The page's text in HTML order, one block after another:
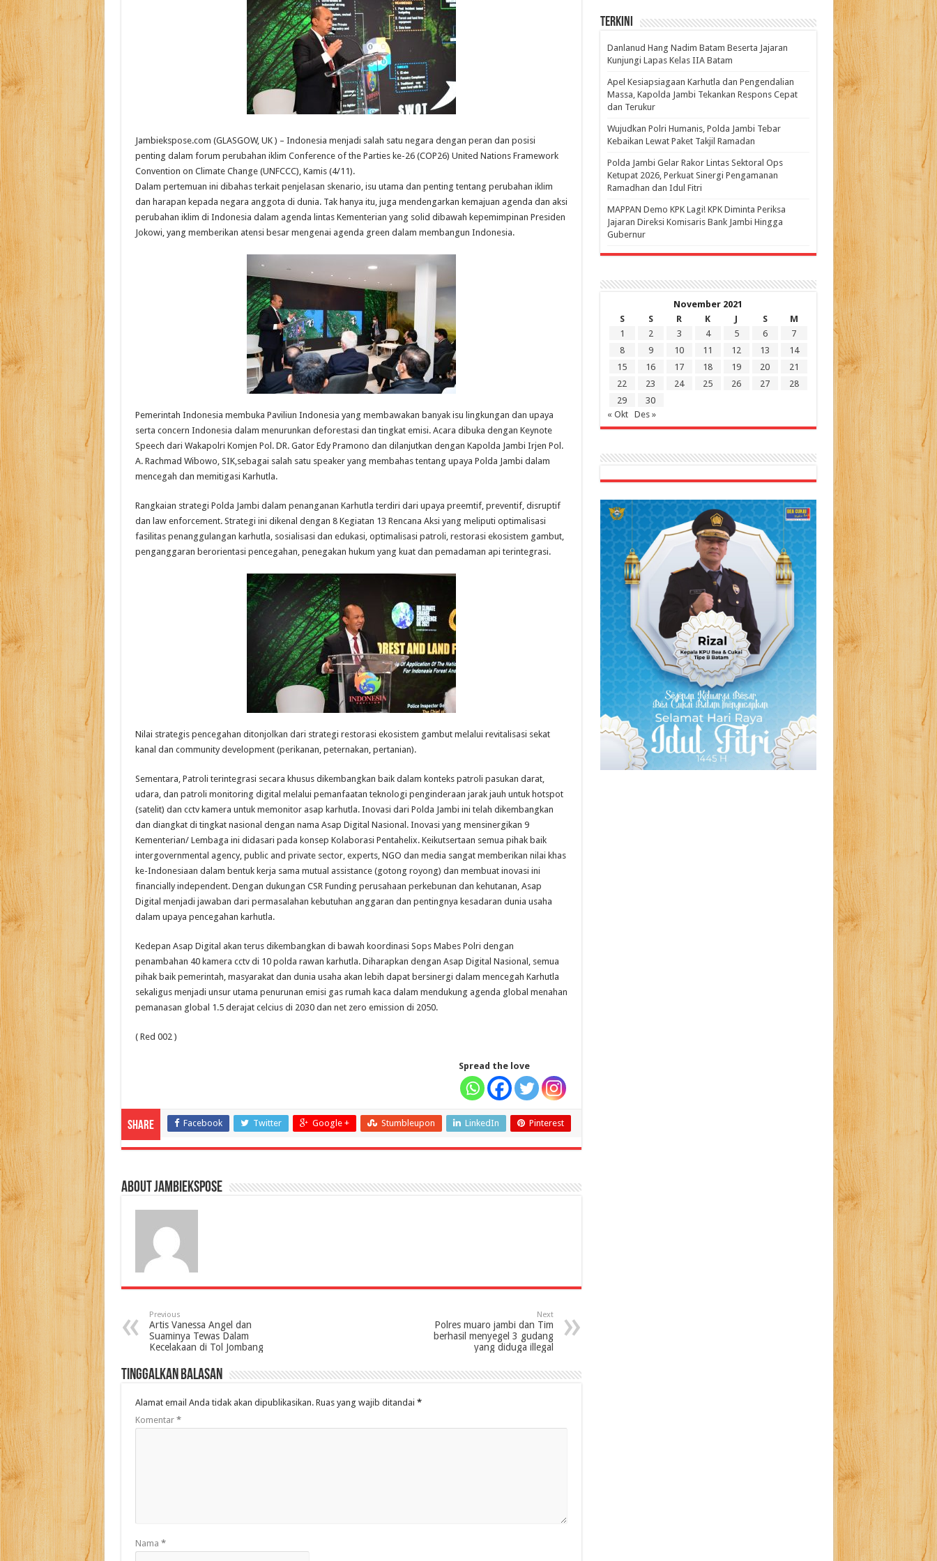
Jambiekspose.com (GLASGOW, UK ) – Indonesia menjadi salah satu negara dengan peran dan posisi
penting dalam forum perubahan iklim Conference of the Parties ke-26 (COP26) United Nations Framework
Convention on Climate Change (UNFCCC), Kamis (4/11).
Dalam pertemuan ini dibahas terkait penjelasan skenario, isu utama dan penting tentang perubahan iklim
dan harapan kepada negara anggota di dunia. Tak hanya itu, juga mendengarkan kemajuan agenda dan aksi
perubahan iklim di Indonesia dalam agenda lintas Kementerian yang solid dibawah kepemimpinan Presiden
Jokowi, yang memberikan atensi besar mengenai agenda green dalam membangun Indonesia.
Pemerintah Indonesia membuka Paviliun Indonesia yang membawakan banyak isu lingkungan dan upaya
serta concern Indonesia dalam menurunkan deforestasi dan tingkat emisi. Acara dibuka dengan Keynote
Speech dari Wakapolri Komjen Pol. DR. Gator Edy Pramono dan dilanjutkan dengan Kapolda Jambi Irjen Pol.
A. Rachmad Wibowo, SIK,sebagai salah satu speaker yang membahas tentang upaya Polda Jambi dalam
mencegah dan memitigasi Karhutla.
Rangkaian strategi Polda Jambi dalam penanganan Karhutla terdiri dari upaya preemtif, preventif, disruptif
dan law enforcement. Strategi ini dikenal dengan 8 Kegiatan 13 Rencana Aksi yang meliputi optimalisasi
fasilitas penanggulangan karhutla, sosialisasi dan edukasi, optimalisasi patroli, restorasi ekosistem gambut,
penganggaran berorientasi pencegahan, penegakan hukum yang kuat dan pemadaman api terintegrasi.
Nilai strategis pencegahan ditonjolkan dari strategi restorasi ekosistem gambut melalui revitalisasi sekat
kanal dan community development (perikanan, peternakan, pertanian).
Sementara, Patroli terintegrasi secara khusus dikembangkan baik dalam konteks patroli pasukan darat,
udara, dan patroli monitoring digital melalui pemanfaatan teknologi penginderaan jarak jauh untuk hotspot
(satelit) dan cctv kamera untuk memonitor asap karhutla. Inovasi dari Polda Jambi ini telah dikembangkan
dan diangkat di tingkat nasional dengan nama Asap Digital Nasional. Inovasi yang mensinergikan 9
Kementerian/ Lembaga ini didasari pada konsep Kolaborasi Pentahelix. Keikutsertaan semua pihak baik
intergovernmental agency, public and private sector, experts, NGO dan media sangat memberikan nilai khas
ke-Indonesiaan dalam bentuk kerja sama mutual assistance (gotong royong) dan membuat inovasi ini
financially independent. Dengan dukungan CSR Funding perusahaan perkebunan dan kehutanan, Asap
Digital menjadi jawaban dari permasalahan kebutuhan anggaran dan pentingnya kesadaran dunia usaha
dalam upaya pencegahan karhutla.
Kedepan Asap Digital akan terus dikembangkan di bawah koordinasi Sops Mabes Polri dengan
penambahan 40 kamera cctv di 10 polda rawan karhutla. Diharapkan dengan Asap Digital Nasional, semua
pihak baik pemerintah, masyarakat dan dunia usaha akan lebih dapat bersinergi dalam mencegah Karhutla
sekaligus menjadi unsur utama penurunan emisi gas rumah kaca dalam mendukung agenda global menahan
pemanasan global 1.5 derajat celcius di 2030 dan net zero emission di 2050.
( Red 002 )
Spread the love
Share Facebook Twitter Google + Stumbleupon LinkedIn Pinterest
About jambiekspose
Previous
Artis Vanessa Angel dan
Suaminya Tewas Dalam
Kecelakaan di Tol Jombang
Next
Polres muaro jambi dan Tim
berhasil menyegel 3 gudang
yang diduga illegal
Tinggalkan Balasan
Alamat email Anda tidak akan dipublikasikan. Ruas yang wajib ditandai *
Komentar *
Nama *
Terkini
Danlanud Hang Nadim Batam Beserta Jajaran
Kunjungi Lapas Kelas IIA Batam
Apel Kesiapsiagaan Karhutla dan Pengendalian
Massa, Kapolda Jambi Tekankan Respons Cepat
dan Terukur
Wujudkan Polri Humanis, Polda Jambi Tebar
Kebaikan Lewat Paket Takjil Ramadan
Polda Jambi Gelar Rakor Lintas Sektoral Ops
Ketupat 2026, Perkuat Sinergi Pengamanan
Ramadhan dan Idul Fitri
‎MAPPAN Demo KPK Lagi! KPK Diminta Periksa
Jajaran Direksi Komisaris Bank Jambi Hingga
Gubernur ‎
November 2021
S
S R K J S
M
1
2 3 4 5 6
7
8
9 10 11 12 13
14
15
16 17 18 19 20
21
22
23 24 25 26 27
28
29
30
« Okt
Des »